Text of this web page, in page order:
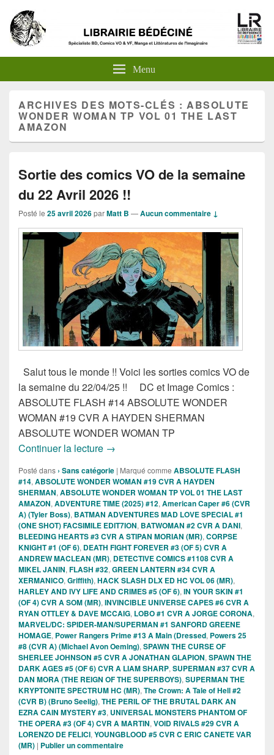
Menu
ARCHIVES DES MOTS-CLÉS : ABSOLUTE
WONDER WOMAN TP VOL 01 THE LAST
AMAZON
Sortie des comics VO de la semaine
du 22 Avril 2026 !!
Posté le 25 avril 2026parMatt B —Aucun commentaire ↓
Salut tous le monde !! Voici les sorties comics VO de
la semaine du 22/04/25 !! DC et Image Comics :
ABSOLUTE FLASH #14 ABSOLUTE WONDER
WOMAN #19 CVR A HAYDEN SHERMAN
ABSOLUTE WONDER WOMAN TP
Continuer la lecture Sortie des comics VO de la semaine
→
Posté dans › Sans catégorie | Marqué comme ABSOLUTE FLASH
#14, ABSOLUTE WONDER WOMAN #19 CVR A HAYDEN
SHERMAN, ABSOLUTE WONDER WOMAN TP VOL 01 THE LAST
AMAZON, ADVENTURE TIME (2025) #12, American Caper #6 (CVR
A) (Tyler Boss), BATMAN ADVENTURES MAD LOVE SPECIAL #1
(ONE SHOT) FACSIMILE EDIT7ION, BATWOMAN #2 CVR A DANI,
BLEEDING HEARTS #3 CVR A STIPAN MORIAN (MR), CORPSE
KNIGHT #1 (OF 6), DEATH FIGHT FOREVER #3 (OF 5) CVR A
ANDREW MACLEAN (MR), DETECTIVE COMICS #1108 CVR A
MIKEL JANIN, FLASH #32, GREEN LANTERN #34 CVR A
XERMANICO, Griffith), HACK SLASH DLX ED HC VOL 06 (MR),
HARLEY AND IVY LIFE AND CRIMES #5 (OF 6), IN YOUR SKIN #1
(OF 4) CVR A SOM (MR), INVINCIBLE UNIVERSE CAPES #6 CVR A
RYAN OTTLEY & DAVE MCCAIG, LOBO #1 CVR A JORGE CORONA,
MARVEL/DC: SPIDER-MAN/SUPERMAN #1 SANFORD GREENE
HOMAGE, Power Rangers Prime #13 A Main (Dressed, Powers 25
#8 (CVR A) (Michael Avon Oeming), SPAWN THE CURSE OF
SHERLEE JOHNSON #5 CVR A JONATHAN GLAPION, SPAWN THE
DARK AGES #5 (OF 6) CVR A LIAM SHARP, SUPERMAN #37 CVR A
DAN MORA (THE REIGN OF THE SUPERBOYS), SUPERMAN THE
KRYPTONITE SPECTRUM HC (MR), The Crown: A Tale of Hell #2
(CVR B) (Bruno Seelig), THE PERIL OF THE BRUTAL DARK AN
EZRA CAIN MYSTERY #3, UNIVERSAL MONSTERS PHANTOM OF
THE OPERA #3 (OF 4) CVR A MARTIN, VOID RIVALS #29 CVR A
LORENZO DE FELICI, YOUNGBLOOD #5 CVR C ERIC CANETE VAR
(MR) | Publier un commentaire